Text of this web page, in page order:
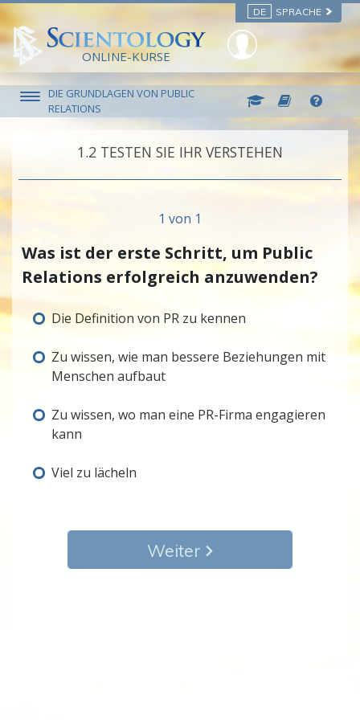
DE SPRACHE
ONLINE-KURSE
DIE GRUNDLAGEN VON PUBLIC
RELATIONS
1.‎2 TESTEN SIE IHR VERSTEHEN
1 von 1
Was ist der erste Schritt, um Public
Relations erfolgreich anzuwenden?
Die Definition von PR zu kennen
Zu wissen, wie man bessere Beziehungen mit
Menschen aufbaut
Zu wissen, wo man eine PR-Firma engagieren
kann
Viel zu lächeln
Weiter